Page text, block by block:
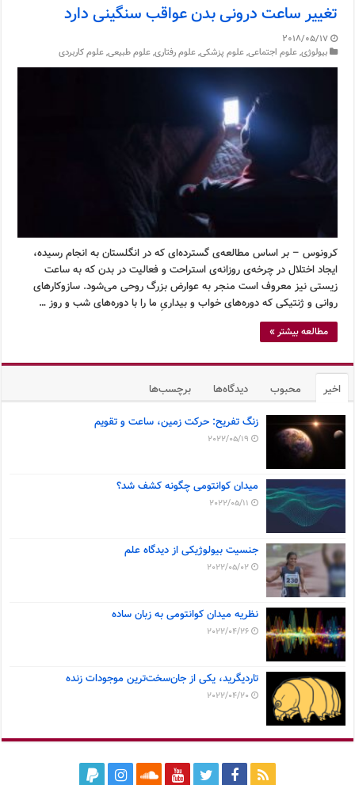
تغییر ساعت درونی بدن عواقب سنگینی دارد
2018/05/17
بیولوژی,علوم اجتماعی,علوم پزشکی,علوم رفتاری,علوم طبیعی,علوم کاربردی
کرونوس – بر اساس مطالعه‌ی گسترده‌ای که در انگلستان به انجام رسیده،
ایجاد اختلال در چرخه‌ی روزانه‌ی استراحت و فعالیت در بدن که به ساعت
زیستی نیز معروف است منجر به عوارض بزرگ روحی می‌شود. سازوکارهای
روانی و ژنتیکی که دوره‌های خواب و بیداریِ ما را با دوره‌های شب و روز …
مطالعه بیشتر »
اخیر محبوب دیدگاه‌ها برچسب‌ها
زنگ تفریح: حرکت زمین، ساعت و تقویم
2022/05/19
میدان کوانتومی چگونه کشف شد؟
2022/05/11
جنسیت بیولوژیکی از دیدگاه علم
2022/05/02
نظریه میدان کوانتومی به زبان ساده
2022/04/26
تاردیگرید، یکی از جان‌سخت‌ترین موجودات زنده
2022/04/20